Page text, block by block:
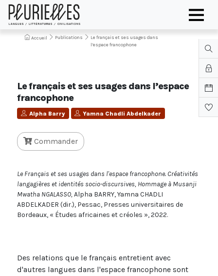
Accueil Publications
Le français et ses usages dans
l’espace francophone
Le français et ses usages dans l’espace
francophone
Alpha Barry Yamna Chadli Abdelkader
Commander
Le Français et ses usages dans l'espace francophone. Créativités
langagières et identités socio-discursives, Hommage à Musanji
Mwatha NGALASSO,Alpha BARRY, Yamna CHADLI
ABDELKADER (dir.), Pessac, Presses universitaires de
Bordeaux, « Études africaines et créoles », 2022.
Des relations que le français entretient avec
d'autres langues dans l'espace francophone sont